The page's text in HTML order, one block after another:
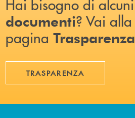
Hai bisogno di alcuni
documenti? Vai alla
pagina Trasparenza
TRASPARENZA